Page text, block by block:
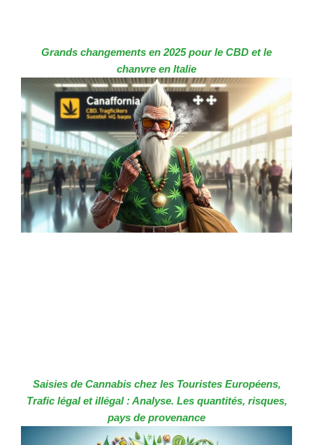
Grands changements en 2025 pour le CBD et le
chanvre en Italie
Saisies de Cannabis chez les Touristes Européens,
Trafic légal et illégal : Analyse. Les quantités, risques,
pays de provenance